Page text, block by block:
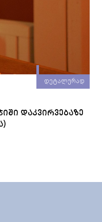
დეტალურად
ᲓᲐᲙᲕᲘᲠᲕᲔᲑᲐᲖᲔ